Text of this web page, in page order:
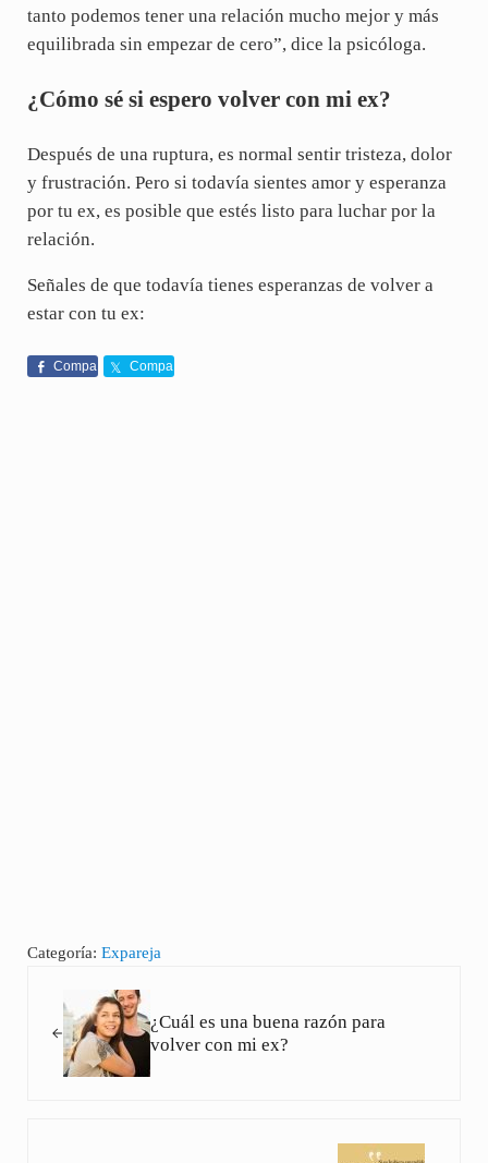
tanto podemos tener una relación mucho mejor y más
equilibrada sin empezar de cero”, dice la psicóloga.
¿Cómo sé si espero volver con mi ex?
Después de una ruptura, es normal sentir tristeza, dolor
y frustración. Pero si todavía sientes amor y esperanza
por tu ex, es posible que estés listo para luchar por la
relación.
Señales de que todavía tienes esperanzas de volver a
estar con tu ex:
Compa
Compa
Categoría: Expareja
¿Cuál es una buena razón para
volver con mi ex?